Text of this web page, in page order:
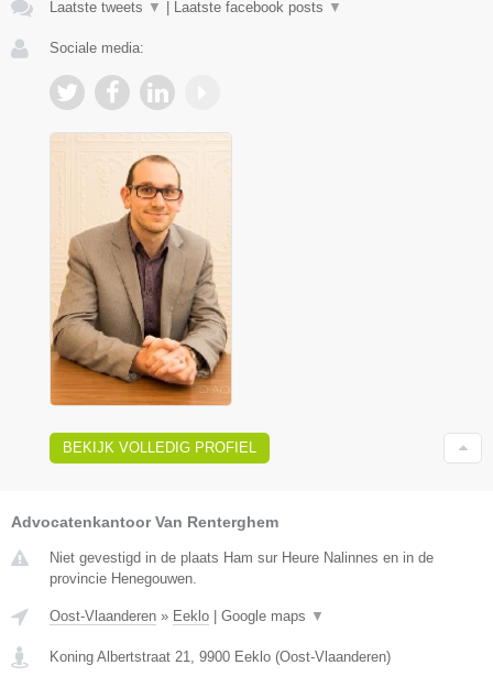
Laatste tweets ▼ Laatste facebook posts ▼
Sociale media:
BEKIJK VOLLEDIG PROFIEL
Advocatenkantoor Van Renterghem
Niet gevestigd in de plaats Ham sur Heure Nalinnes en in de
provincie Henegouwen.
Oost-Vlaanderen » Eeklo Google maps ▼
Koning Albertstraat 21 9900 Eeklo (Oost-Vlaanderen)